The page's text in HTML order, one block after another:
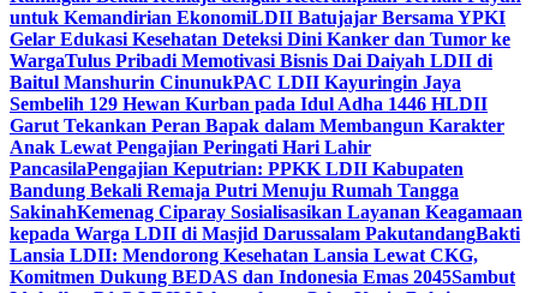
untuk Kemandirian EkonomiLDII Batujajar Bersama YPKI
Gelar Edukasi Kesehatan Deteksi Dini Kanker dan Tumor ke
WargaTulus Pribadi Memotivasi Bisnis Dai Daiyah LDII di
Baitul Manshurin CinunukPAC LDII Kayuringin Jaya
Sembelih 129 Hewan Kurban pada Idul Adha 1446 HLDII
Garut Tekankan Peran Bapak dalam Membangun Karakter
Anak Lewat Pengajian Peringati Hari Lahir
PancasilaPengajian Keputrian: PPKK LDII Kabupaten
Bandung Bekali Remaja Putri Menuju Rumah Tangga
SakinahKemenag Ciparay Sosialisasikan Layanan Keagamaan
kepada Warga LDII di Masjid Darussalam PakutandangBakti
Lansia LDII: Mendorong Kesehatan Lansia Lewat CKG,
Komitmen Dukung BEDAS dan Indonesia Emas 2045Sambut